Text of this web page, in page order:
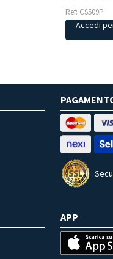
Ref: CS509P
Accedi
APP